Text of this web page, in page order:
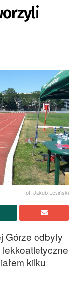
fot. Jakub Lesiński
Górze odbyły
kilku